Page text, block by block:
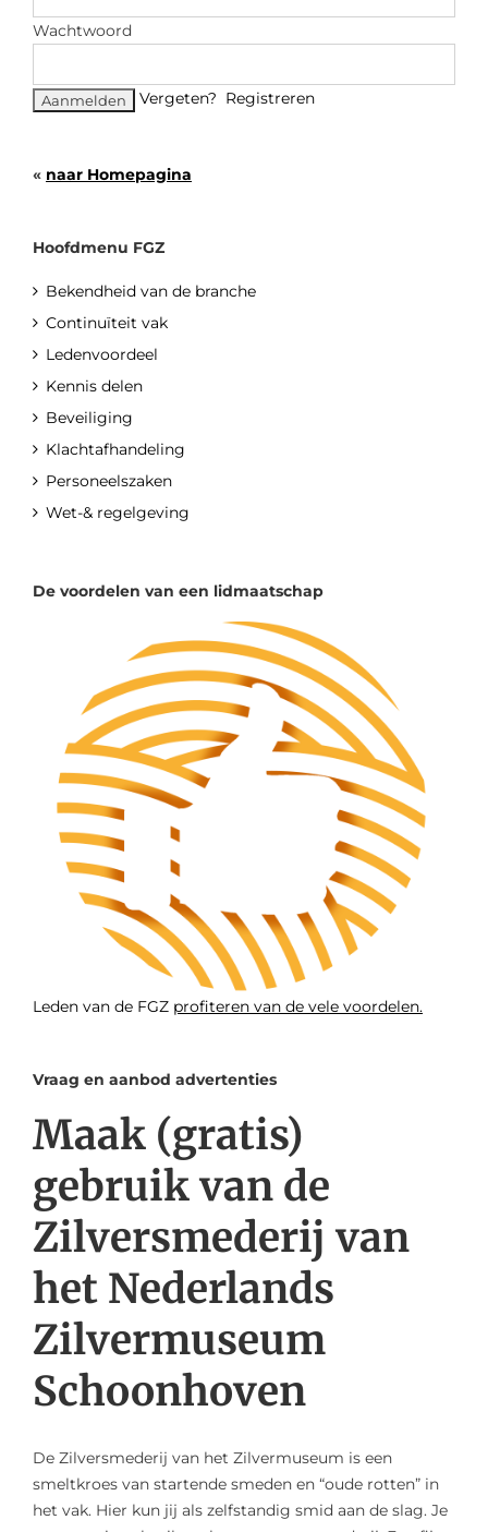
Wachtwoord
Vergeten? Registreren
« naar Homepagina
Hoofdmenu FGZ
Bekendheid van de branche
Continuïteit vak
Ledenvoordeel
Kennis delen
Beveiliging
Klachtafhandeling
Personeelszaken
Wet-& regelgeving
De voordelen van een lidmaatschap
Leden van de FGZ profiteren van de vele voordelen.
Vraag en aanbod advertenties
Maak (gratis)
gebruik van de
Zilversmederij van
het Nederlands
Zilvermuseum
Schoonhoven
De Zilversmederij van het Zilvermuseum is een
smeltkroes van startende smeden en “oude rotten” in
het vak. Hier kun jij als zelfstandig smid aan de slag. Je